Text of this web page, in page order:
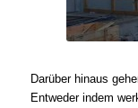
Darüber hinaus
Entweder indem